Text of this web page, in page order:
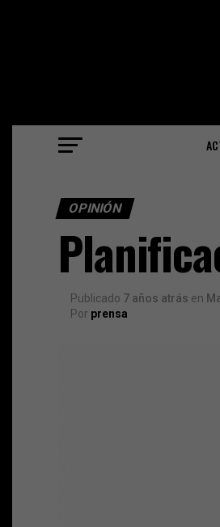
OPINIÓN
Publicado 7 años atrás en
Por prensa